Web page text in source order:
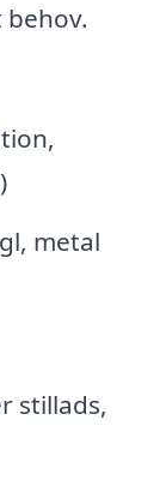
metal
stillads,